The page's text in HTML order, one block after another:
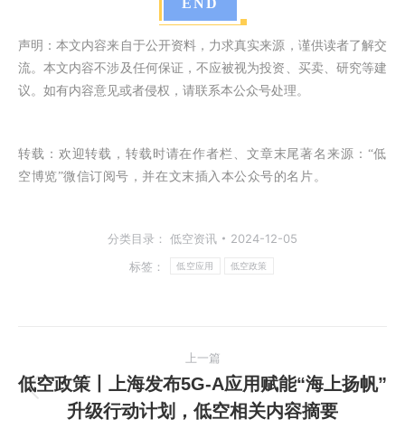
END
声明：本文内容来自于公开资料，力求真实来源，谨供读者了解交
流。本文内容不涉及任何保证，不应被视为投资、买卖、研究等建
议。如有内容意见或者侵权，请联系本公众号处理。
转载： 欢迎转载，转载时请在作者栏、文章末尾著名来源：“低
空博览”微信订阅号，并在文末插入本公众号的名片。
分类目录： 低空资讯
2024-12-05
标签：
低空应用 低空政策
章
上一篇
上
一
低空政策丨上海发布5G-A应用赋能“海上扬帆”
升级行动计划，低空相关内容摘要